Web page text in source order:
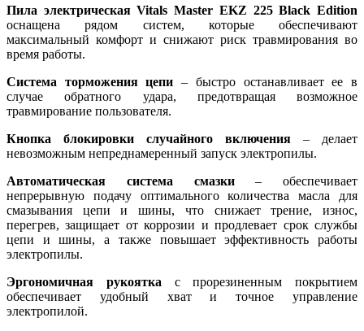
Пила электрическая Vitals Master EKZ 225 Black Edition
оснащена рядом систем, которые обеспечивают
максимальный комфорт и снижают риск травмирования во
время работы.
Система торможения цепи – быстро останавливает ее в
случае обратного удара, предотвращая возможное
травмирование пользователя.
Кнопка блокировки случайного включения – делает
невозможным непреднамеренный запуск электропилы.
Автоматическая система смазки– обеспечивает
непрерывную подачу оптимального количества масла для
смазывания цепи и шины, что снижает трение, износ,
перегрев, защищает от коррозии и продлевает срок службы
цепи и шины, а также повышает эффективность работы
электропилы.
Эргономичная рукоятка с прорезиненным покрытием
обеспечивает удобный хват и точное управление
электропилой.